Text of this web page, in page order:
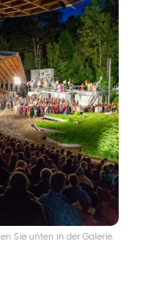
Sie unten in der Galerie.